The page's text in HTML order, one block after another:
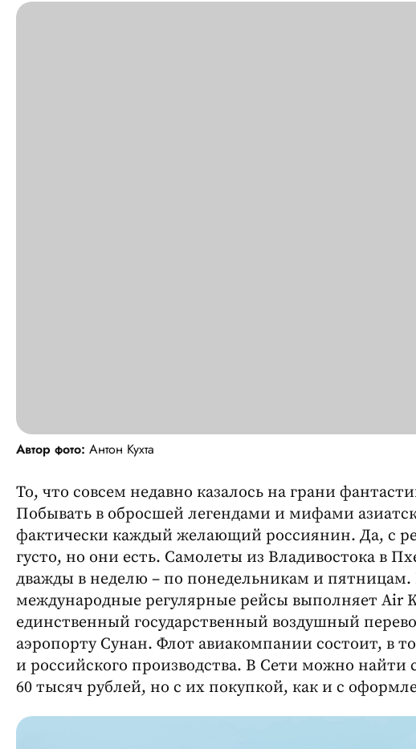
Автор фото: Антон Кухта
То, что совсем недавно казалось на грани
Побывать в обросшей легендами и мифами
фактически каждый желающий россиянин. Да, с
густо, но они есть. Самолеты из Владивостока в
дважды в неделю – по понедельникам и пятницам.
международные регулярные рейсы выполняет Air
единственный государственный воздушный
аэропорту Сунан. Флот авиакомпании состоит, в
и российского производства. В Сети можно найти
60 тысяч рублей, но с их покупкой, как и с